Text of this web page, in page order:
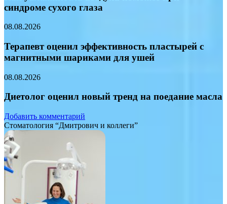
синдроме сухого глаза
08.08.2026
Терапевт оценил эффективность пластырей с
магнитными шариками для ушей
08.08.2026
Диетолог оценил новый тренд на поедание масла
Добавить комментарий
Стоматология “Дмитрович и коллеги”